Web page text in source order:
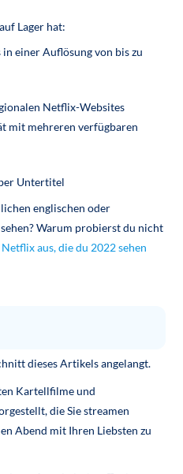
Lager hat:
einer Auflösung von bis zu
Netflix-Websites
mit mehreren verfügbaren
Untertitel
englischen oder
Warum probierst du nicht
aus, die du 2022 sehen
dieses Artikels angelangt.
Kartellfilme und
die Sie streamen
Abend mit Ihren Liebsten zu